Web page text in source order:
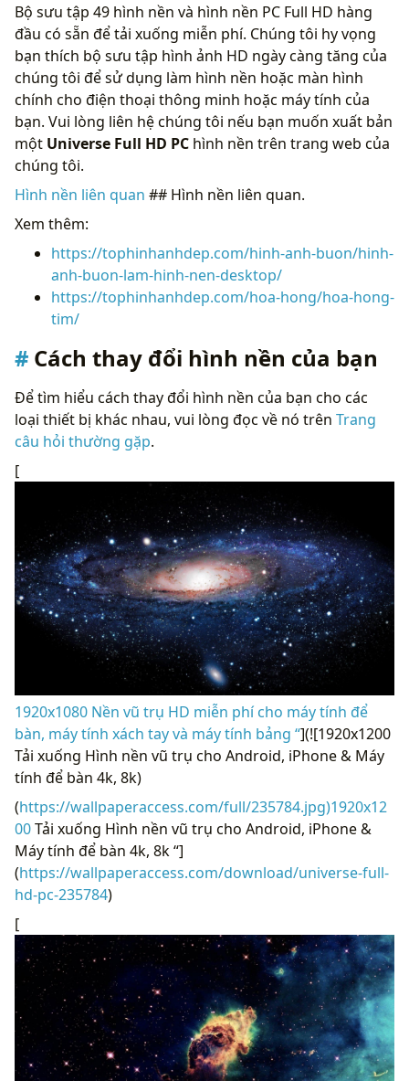
Bộ sưu tập 49 hình nền và hình nền PC Full HD hàng
đầu có sẵn để tải xuống miễn phí. Chúng tôi hy vọng
bạn thích bộ sưu tập hình ảnh HD ngày càng tăng của
chúng tôi để sử dụng làm hình nền hoặc màn hình
chính cho điện thoại thông minh hoặc máy tính của
bạn. Vui lòng liên hệ chúng tôi nếu bạn muốn xuất bản
một Universe Full HD PC hình nền trên trang web của
chúng tôi.
Hình nền liên quan ## Hình nền liên quan.
Xem thêm:
https://tophinhanhdep.com/hinh-anh-buon/hinh-
anh-buon-lam-hinh-nen-desktop/
https://tophinhanhdep.com/hoa-hong/hoa-hong-
tim/
Cách thay đổi hình nền của bạn
Để tìm hiểu cách thay đổi hình nền của bạn cho các
loại thiết bị khác nhau, vui lòng đọc về nó trên Trang
câu hỏi thường gặp.
[
1920x1080 Nền vũ trụ HD miễn phí cho máy tính để
bàn, máy tính xách tay và máy tính bảng “](![1920x1200
Tải xuống Hình nền vũ trụ cho Android, iPhone & Máy
tính để bàn 4k, 8k)
(https://wallpaperaccess.com/full/235784.jpg)1920x12
00Tải xuống Hình nền vũ trụ cho Android, iPhone &
Máy tính để bàn 4k, 8k “]
(https://wallpaperaccess.com/download/universe-full-
hd-pc-235784)
[